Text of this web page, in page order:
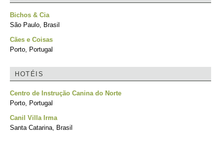
Bichos & Cia
São Paulo, Brasil
Cães e Coisas
Porto, Portugal
HOTÉIS
Centro de Instrução Canina do Norte
Porto, Portugal
Canil Villa Irma
Santa Catarina, Brasil